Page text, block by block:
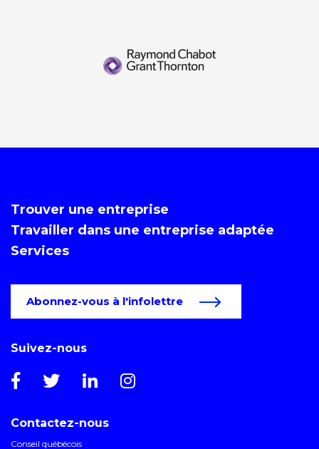
Trouver une entreprise
Travailler dans une entreprise adaptée
Services
Abonnez-vous à l'infolettre
Suivez-nous
Contactez-nous
Conseil québécois